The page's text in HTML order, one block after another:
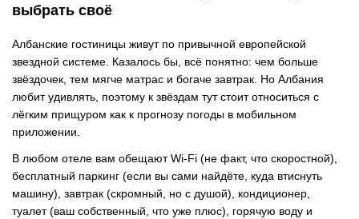
выбрать своё
Албанские гостиницы живут по привычной европейской
звездной системе. Казалось бы, всё понятно: чем больше
звёздочек, тем мягче матрас и богаче завтрак. Но Албания
любит удивлять, поэтому к звёздам тут стоит относиться с
лёгким прищуром как к прогнозу погоды в мобильном
приложении.
В любом отеле вам обещают Wi-Fi (не факт, что скоростной),
бесплатный паркинг (если вы сами найдёте, куда втиснуть
машину), завтрак (скромный, но с душой), кондиционер,
туалет (ваш собственный, что уже плюс), горячую воду и